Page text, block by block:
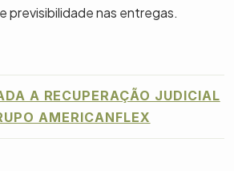
previsibilidade nas entregas.
A RECUPERAÇÃO JUDICIAL
AMERICANFLEX